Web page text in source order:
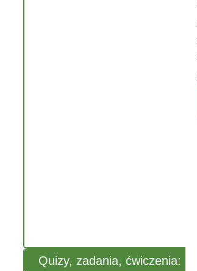
Quizy, zadania, ćwiczenia: